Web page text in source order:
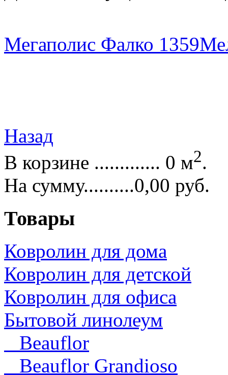
Мегаполис Фалко 1359
Назад
В корзине ............. 0 м2.
На сумму..........0,00 руб.
Товары
Ковролин для дома
Ковролин для детской
Ковролин для офиса
Бытовой линолеум
Beauflor
Beauflor Grandioso